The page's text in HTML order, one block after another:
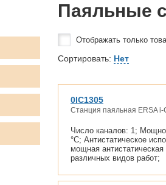
Паяльные
Отображать только
Сортировать: Нет
0IC1305
Станция паяльная ERSA i-
Число каналов: 1;
°C; Антистатическое
мощная
различных видов работ;